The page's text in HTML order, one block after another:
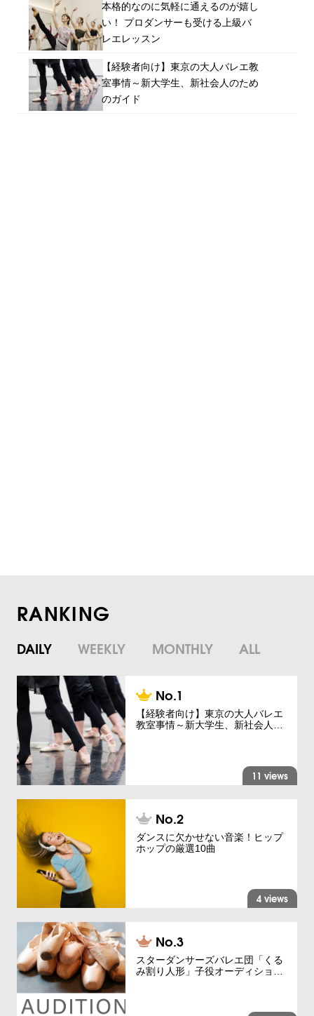
本格的なのに気軽に通えるのが嬉し
い！ プロダンサーも受ける上級バ
レエレッスン
【経験者向け】東京の大人バレエ教
室事情～新大学生、新社会人のため
のガイド
RANKING
DAILY WEEKLY MONTHLY ALL
【経験者向け】東京の大人バレエ
教室事情～新大学生、新社会人…
11 views
ダンスに欠かせない音楽！ヒップ
ホップの厳選10曲
4 views
スターダンサーズバレエ団「くる
み割り人形」子役オーディショ…